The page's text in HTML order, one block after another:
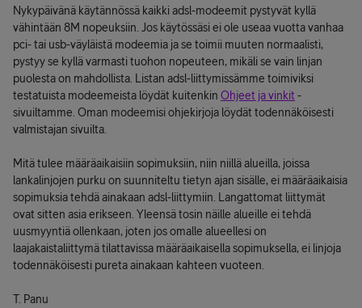
Nykypäivänä käytännössä kaikki adsl-modeemit pystyvät kyllä
vähintään 8M nopeuksiin. Jos käytössäsi ei ole useaa vuotta vanhaa
pci- tai usb-väyläistä modeemia ja se toimii muuten normaalisti,
pystyy se kyllä varmasti tuohon nopeuteen, mikäli se vain linjan
puolesta on mahdollista. Listan adsl-liittymissämme toimiviksi
testatuista modeemeista löydät kuitenkin Ohjeet ja vinkit -
sivuiltamme. Oman modeemisi ohjekirjoja löydät todennäköisesti
valmistajan sivuilta.
Mitä tulee määräaikaisiin sopimuksiin, niin niillä alueilla, joissa
lankalinjojen purku on suunniteltu tietyn ajan sisälle, ei määräaikaisia
sopimuksia tehdä ainakaan adsl-liittymiin. Langattomat liittymät
ovat sitten asia erikseen. Yleensä tosin näille alueille ei tehdä
uusmyyntiä ollenkaan, joten jos omalle alueellesi on
laajakaistaliittymä tilattavissa määräaikaisella sopimuksella, ei linjoja
todennäköisesti pureta ainakaan kahteen vuoteen.
T. Panu